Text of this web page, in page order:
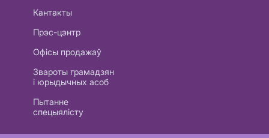
Кантакты
Прэс-цэнтр
Офісы продажаў
Звароты грамадзян
і юрыдычных асоб
Пытанне
спецыялісту